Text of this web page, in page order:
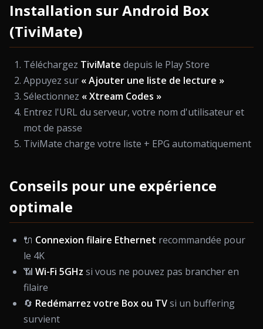
Installation sur Android Box
(TiviMate)
Téléchargez TiviMate depuis le Play Store
Appuyez sur « Ajouter une liste de lecture »
Sélectionnez « Xtream Codes »
Entrez l'URL du serveur, votre nom d'utilisateur et
mot de passe
TiviMate charge votre liste + EPG automatiquement
Conseils pour une expérience
optimale
🔌 Connexion filaire Ethernet recommandée pour
le 4K
📶 Wi-Fi 5GHz si vous ne pouvez pas brancher en
filaire
🔄 Redémarrez votre Box ou TVsi un buffering
survient